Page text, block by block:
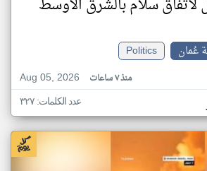
لاتفاق سلام بالشرق الأوسط
عُمان
Politics
Aug 05, 2026
منذ ٧ ساعات
عدد الكلمات: ٣٢٧